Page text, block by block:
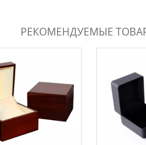
РЕКОМЕНДУЕМЫЕ